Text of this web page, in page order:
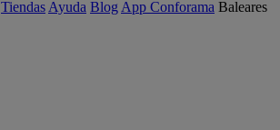
Tiendas Ayuda Blog App Conforama Baleares